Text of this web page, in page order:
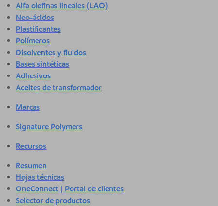
Alfa olefinas lineales (LAO)
Neo-ácidos
Plastificantes
Polímeros
Disolventes y fluidos
Bases sintéticas
Adhesivos
Aceites de transformador
Marcas
Signature Polymers
Recursos
Resumen
Hojas técnicas
OneConnect | Portal de clientes
Selector de productos